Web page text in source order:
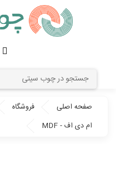
صفحه اصلی فروشگاه
ام دی اف - MDF